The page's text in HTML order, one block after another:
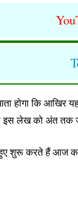
होगा कि आखिर
लेख को अंत तक
शुरू करते हैं आज